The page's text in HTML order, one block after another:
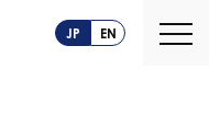
JP EN